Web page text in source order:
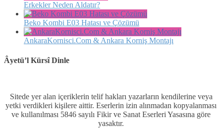
Erkekler Neden Aldatır?
Beko Kombi E03 Hatası ve Çözümü
AnkaraKornisci.Com & Ankara Korniş Montajı
Âyetü’l Kürsî Dinle
Sitede yer alan içeriklerin telif hakları yazarların kendilerine veya
yetki verdikleri kişilere aittir. Eserlerin izin alınmadan kopyalanması
ve kullanılması 5846 sayılı Fikir ve Sanat Eserleri Yasasına göre
yasaktır.